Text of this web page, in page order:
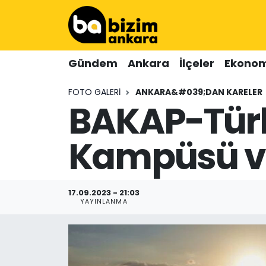
Gündem Ankara İlçeler
FOTO GALERI ANKARA&#039;DAN KARELER
BAKAP-
Kampüsü
17.09.2023 - 21:03
YAYINLANMA
Hava Durumu
Süper Lig Puan Durumu ve Fikstür
Tüm Manşetler
Son Dakika Haberleri
Haber Arşivi